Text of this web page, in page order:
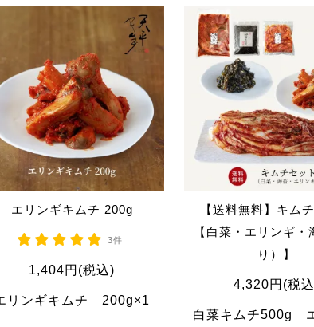
エリンギキムチ 200g
3件
1,404円(税込)
リンギキムチ 200g×1
【送料無料】キム
【白菜・エリンギ・
り）】
4,320円(税
白菜キムチ500g